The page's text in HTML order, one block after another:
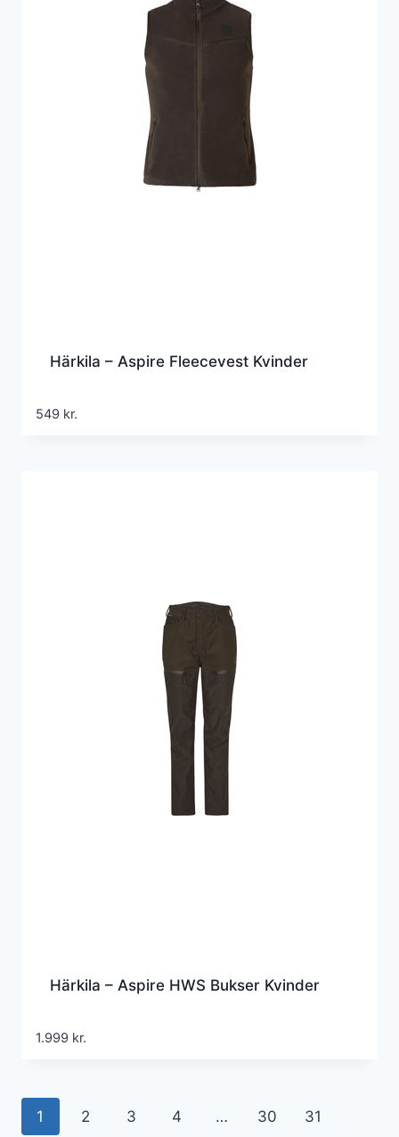
Härkila – Aspire Fleecevest Kvinder
549 kr.
Härkila – Aspire HWS Bukser Kvinder
1.999 kr.
1 2 3 4 … 30 31